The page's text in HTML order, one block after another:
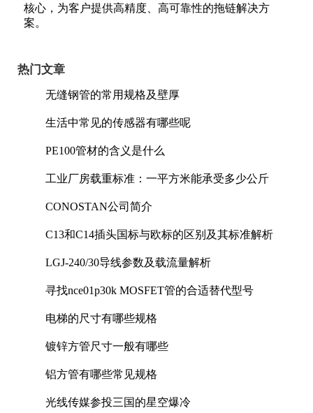
核心，为客户提供高精度、高可靠性的拖链解决方
案。
热门文章
无缝钢管的常用规格及壁厚
生活中常见的传感器有哪些呢
PE100管材的含义是什么
工业厂房载重标准：一平方米能承受多少公斤
CONOSTAN公司简介
C13和C14插头国标与欧标的区别及其标准解析
LGJ-240/30导线参数及载流量解析
寻找nce01p30k MOSFET管的合适替代型号
电梯的尺寸有哪些规格
镀锌方管尺寸一般有哪些
铝方管有哪些常见规格
光线传媒参投三国的星空爆冷